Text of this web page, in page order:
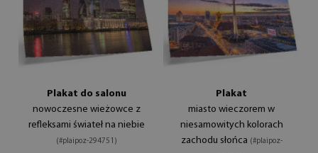
Plakat do salonu
nowoczesne wieżowce z
refleksami świateł na niebie
(#plaipoz-294751)
Plakat
miasto wieczorem w
niesamowitych kolorach
zachodu słońca (#plaipoz-